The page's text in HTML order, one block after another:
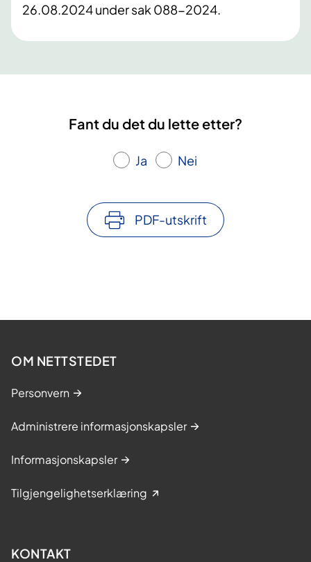
26.08.2024 under sak 088-2024.
Fant du det du lette etter?
Ja Nei
PDF-utskrift
OM NETTSTEDET
Personvern
Administrere informasjonskapsler
Informasjonskapsler
Tilgjengelighetserklæring
KONTAKT